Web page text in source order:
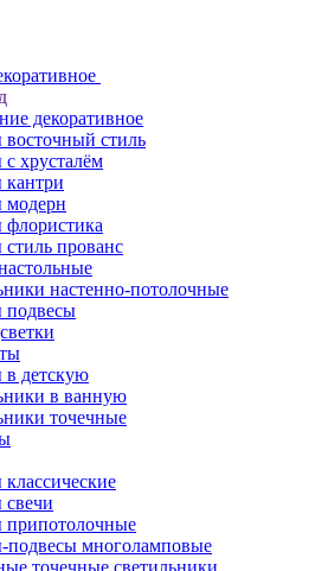
декоративное
стиль
хрусталём
прованс
настенно-потолочные
детскую
в ванную
точечные
многоламповые
точечные светильники